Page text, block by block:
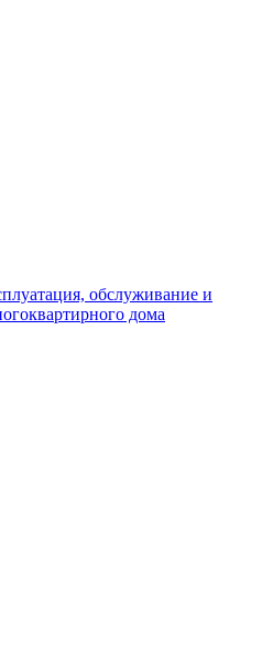
обслуживание и
дома